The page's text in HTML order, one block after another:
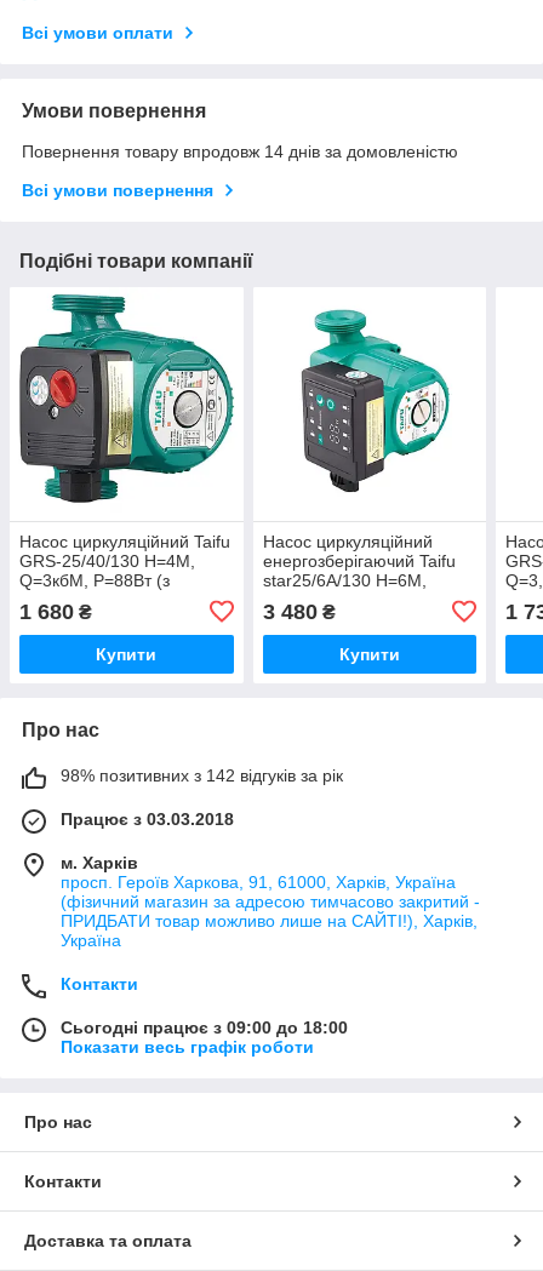
Всі умови оплати
Умови повернення
Повернення товару впродовж 14 днів за домовленістю
Всі умови повернення
Подібні товари компанії
Насос циркуляційний Taifu
GRS-25/40/130 Н=4М,
Q=3кбМ, P=88Вт (з
(TF0046)
1 680 ₴
Купити
Насос циркуляційний
енергозберігаючий Taifu
star25/6A/130 Н=6М,
кабелем та гайками)
(TF0082)
3 480₴
Купити
1
Про нас
98% позитивних з 142 відгуків за рік
Працює з 03.03.2018
м. Харків
просп. Героїв Харкова, 91, 61000, Харків, Україна
(фізичний магазин за адресою тимчасово закритий -
ПРИДБАТИ товар можливо лише на САЙТІ!), Харків,
Україна
Контакти
Сьогодні працює з 09:00 до 18:00
Показати весь графік роботи
Про нас
Контакти
Доставка та оплата